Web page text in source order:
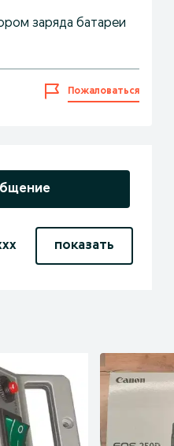
заряда батареи
Пожаловаться
показать